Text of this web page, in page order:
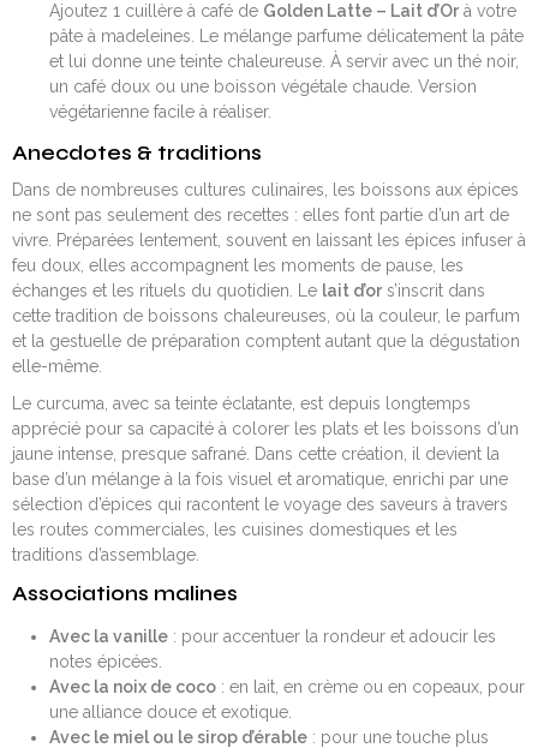
Ajoutez 1 cuillère à café de Golden Latte – Lait d’Orà votre
pâte à madeleines. Le mélange parfume délicatement la pâte
et lui donne une teinte chaleureuse. À servir avec un thé noir,
un café doux ou une boisson végétale chaude. Version
végétarienne facile à réaliser.
Anecdotes & traditions
Dans de nombreuses cultures culinaires, les boissons aux épices
ne sont pas seulement des recettes : elles font partie d’un art de
vivre. Préparées lentement, souvent en laissant les épices infuser à
feu doux, elles accompagnent les moments de pause, les
échanges et les rituels du quotidien. Le lait d’or s’inscrit dans
cette tradition de boissons chaleureuses, où la couleur, le parfum
et la gestuelle de préparation comptent autant que la dégustation
elle-même.
Le curcuma, avec sa teinte éclatante, est depuis longtemps
apprécié pour sa capacité à colorer les plats et les boissons d’un
jaune intense, presque safrané. Dans cette création, il devient la
base d’un mélange à la fois visuel et aromatique, enrichi par une
sélection d’épices qui racontent le voyage des saveurs à travers
les routes commerciales, les cuisines domestiques et les
traditions d’assemblage.
Associations malines
Avec la vanille: pour accentuer la rondeur et adoucir les
notes épicées.
Avec la noix de coco: en lait, en crème ou en copeaux, pour
une alliance douce et exotique.
Avec le miel ou le sirop d’érable: pour une touche plus